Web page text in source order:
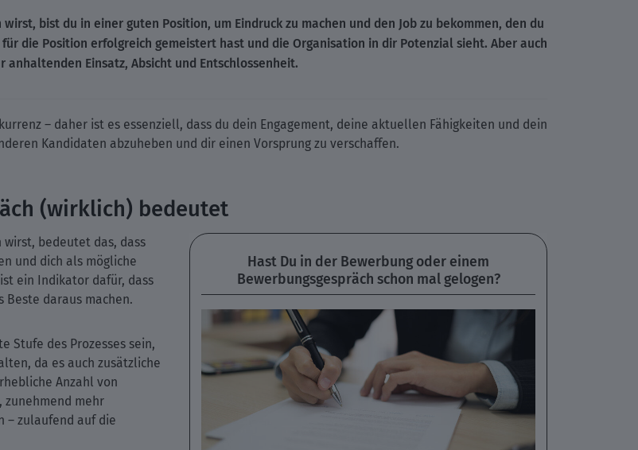
bist du in einer guten Position, um Eindruck zu machen und den Job zu bekommen, den du
die Position erfolgreich gemeistert hast und die Organisation in dir Potenzial sieht. Aber auch
Einsatz, Absicht und Entschlossenheit.
– daher ist es essenziell, dass du dein Engagement, deine aktuellen Fähigkeiten und dein
Kandidaten abzuheben und dir einen Vorsprung zu verschaffen.
(wirklich) bedeutet
Hast Du in der Bewerbung oder einem
Bewerbungsgespräch schon mal gelogen?
bedeutet das, dass
und dich als mögliche
ein Indikator dafür, dass
Beste daraus machen.
Stufe des Prozesses sein,
da es auch zusätzliche
Anzahl von
mehr
– zulaufend auf die